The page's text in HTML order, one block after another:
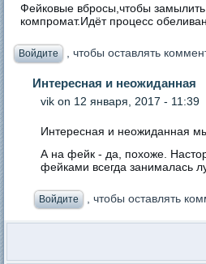
Фейковые вбросы,чтобы
компромат.Идёт процесс
Войдите , чтобы оставлять
Интересная и неожиданная
vik on 12 января, 2017 - 11:39
Интересная и неожиданная
А на фейк - да, похоже.
фейками всегда занималась
Войдите , чтобы оставлять